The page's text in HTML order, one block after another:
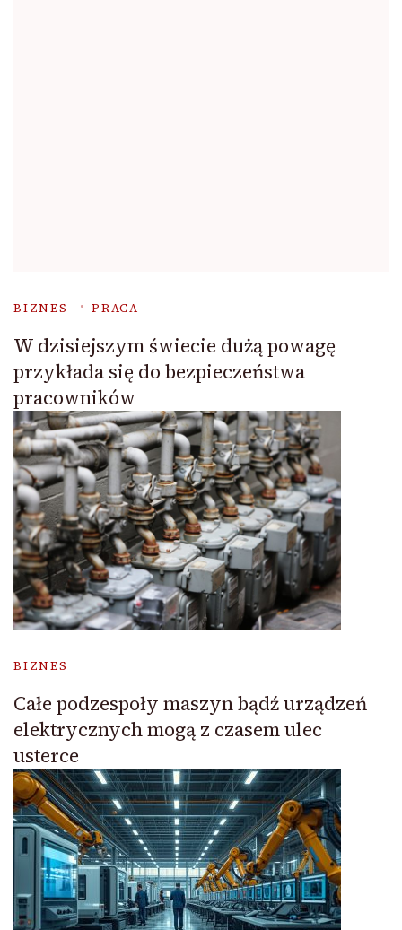
BIZNES PRACA
W dzisiejszym świecie dużą powagę
przykłada się do bezpieczeństwa
pracowników
BIZNES
Całe podzespoły maszyn bądź urządzeń
elektrycznych mogą z czasem ulec
usterce